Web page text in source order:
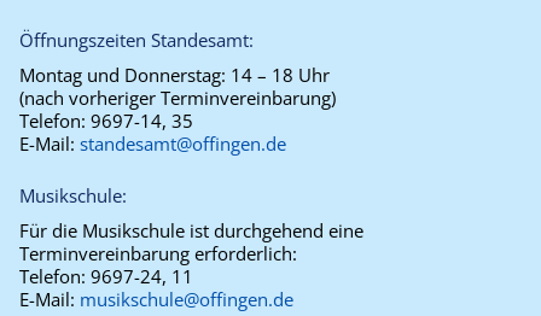
Öffnungszeiten Standesamt:
Montag und Donnerstag: 14 – 18 Uhr
(nach vorheriger Terminvereinbarung)
Telefon: 9697-14, 35
E-Mail: standesamt@offingen.de
Musikschule:
Für die Musikschule ist durchgehend eine
Terminvereinbarung erforderlich:
Telefon: 9697-24, 11
E-Mail: musikschule@offingen.de